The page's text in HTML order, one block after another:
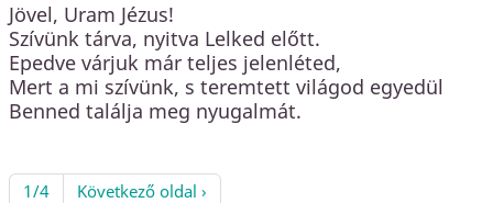
Jövel, Uram Jézus!
Szívünk tárva, nyitva Lelked előtt.
Epedve várjuk már teljes jelenléted,
Mert a mi szívünk, s teremtett világod egyedül
Benned találja meg nyugalmát.
1/4 Következő oldal ›